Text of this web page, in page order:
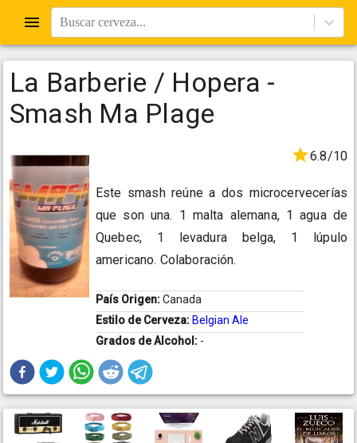
Buscar cerveza...
La Barberie / Hopera -
Smash Ma Plage
6.8/10
Este smash reúne a dos microcervecerías
que son una. 1 malta alemana, 1 agua de
Quebec, 1 levadura belga, 1 lúpulo
americano. Colaboración.
País Origen:Canada
Estilo de Cerveza: Belgian Ale
Grados de Alcohol: -